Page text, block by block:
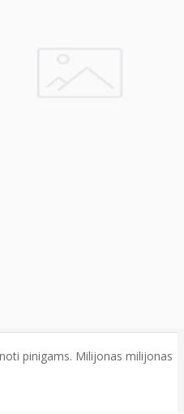
pinigams. Milijonas milijonas